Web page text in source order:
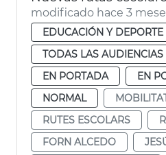
modificado hace 3
EDUCACIÓN Y DEPORTE
TODAS LAS AUDIENCIAS
EN PORTADA
EN
NORMAL
RUTES ESCOLARS
FORN ALCEDO